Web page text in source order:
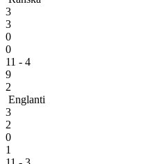
3
3
0
0
11 - 4
9
2
Englanti
3
2
0
1